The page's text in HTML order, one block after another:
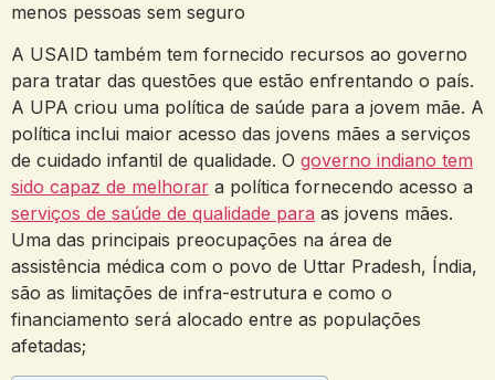
menos pessoas sem seguro
A USAID também tem fornecido recursos ao governo
para tratar das questões que estão enfrentando o país.
A UPA criou uma política de saúde para a jovem mãe. A
política inclui maior acesso das jovens mães a serviços
de cuidado infantil de qualidade. O governo indiano tem
sido capaz de melhorar a política fornecendo acesso a
serviços de saúde de qualidade para as jovens mães.
Uma das principais preocupações na área de
assistência médica com o povo de Uttar Pradesh, Índia,
são as limitações de infra-estrutura e como o
financiamento será alocado entre as populações
afetadas;